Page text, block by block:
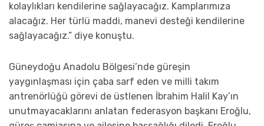
kolaylıkları kendilerine sağlayacağız. Kamplarımıza
alacağız. Her türlü maddi, manevi desteği kendilerine
sağlayacağız.” diye konuştu.
Güneydoğu Anadolu Bölgesi’nde güreşin
yaygınlaşması için çaba sarf eden ve milli takım
antrenörlüğü görevi de üstlenen İbrahim Halil Kay’ın
unutmayacaklarını anlatan federasyon başkanı Eroğlu,